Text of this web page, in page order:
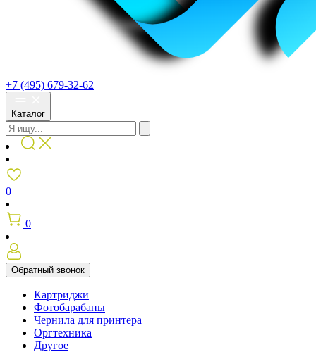
+7 (495) 679-32-62
Каталог
0
0
Обратный звонок
Картриджи
Фотобарабаны
Чернила для принтера
Оргтехника
Другое